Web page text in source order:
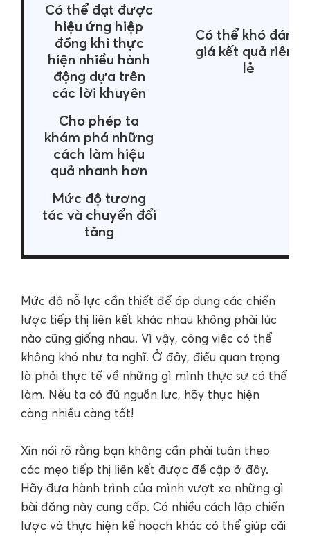
Có thể đạt được
hiệu ứng hiệp
đồng khi thực
hiện nhiều hành
động dựa trên
các lời khuyên
Có thể khó đánh
giá kết quả riêng
lẻ
Cho phép ta
khám phá những
cách làm hiệu
quả nhanh hơn
Mức độ tương
tác và chuyển đổi
tăng
Mức độ nỗ lực cần thiết để áp dụng các chiến
lược tiếp thị liên kết khác nhau không phải lúc
nào cũng giống nhau. Vì vậy, công việc có thể
không khó như ta nghĩ. Ở đây, điều quan trọng
là phải thực tế về những gì mình thực sự có thể
làm. Nếu ta có đủ nguồn lực, hãy thực hiện
càng nhiều càng tốt!
Xin nói rõ rằng bạn không cần phải tuân theo
các mẹo tiếp thị liên kết được đề cập ở đây.
Hãy đưa hành trình của mình vượt xa những gì
bài đăng này cung cấp. Có nhiều cách lập chiến
lược và thực hiện kế hoạch khác có thể giúp cải